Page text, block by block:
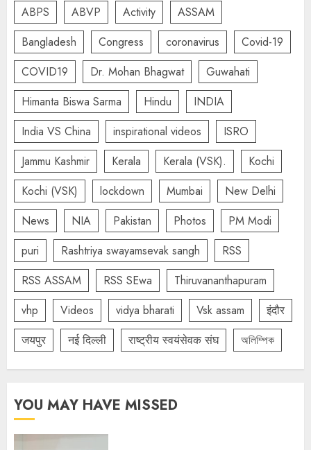
ABPS ABVP Activity
ASSAM
Bangladesh
Congress coronavirus
Covid-19
COVID19
Dr. Mohan Bhagwat
Guwahati
Himanta Biswa Sarma
Hindu
INDIA
India VS China
inspirational videos
ISRO
Jammu Kashmir
Kerala Kerala (VSK).
Kochi
Kochi (VSK)
lockdown Mumbai
New Delhi
News
NIA Pakistan Photos
PM Modi
puri
Rashtriya swayamsevak sangh
RSS
RSS ASSAM
RSS SEwa
Thiruvananthapuram
vhp
Videos vidya bharati Vsk assam
इंदौर
जयपुर
नई दिल्ली राष्ट्रीय स्वयंसेवक संघ অলিম্পিক
YOU MAY HAVE MISSED